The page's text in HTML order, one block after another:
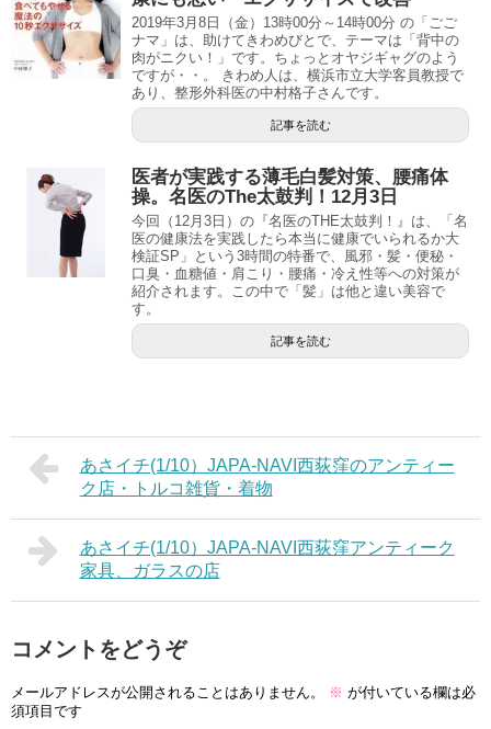
2019年3月8日（金）13時00分～14時00分 の「ごご
ナマ」は、助けてきわめびとで、テーマは「背中の
肉がニクい！」です。ちょっとオヤジギャグのよう
ですが・・。 きわめ人は、横浜市立大学客員教授で
あり、整形外科医の中村格子さんです。
記事を読む
医者が実践する薄毛白髪対策、腰痛体
操。名医のThe太鼓判！12月3日
今回（12月3日）の『名医のTHE太鼓判！』は、「名
医の健康法を実践したら本当に健康でいられるか大
検証SP」という3時間の特番で、風邪・髪・便秘・
口臭・血糖値・肩こり・腰痛・冷え性等への対策が
紹介されます。この中で「髪」は他と違い美容で
す。
記事を読む
あさイチ(1/10）JAPA-NAVI西荻窪のアンティー
ク店・トルコ雑貨・着物
あさイチ(1/10）JAPA-NAVI西荻窪アンティーク
家具、ガラスの店
コメントをどうぞ
メールアドレスが公開されることはありません。 ※ が付いている欄は必
須項目です